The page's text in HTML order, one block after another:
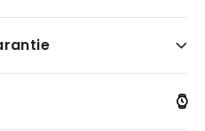
avec placage
inoxydable. Le cadran